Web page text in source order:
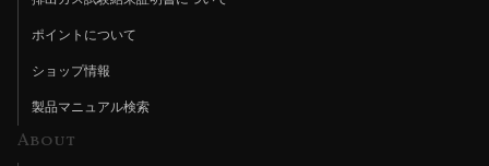
ポイントについて
ショップ情報
製品マニュアル検索
About